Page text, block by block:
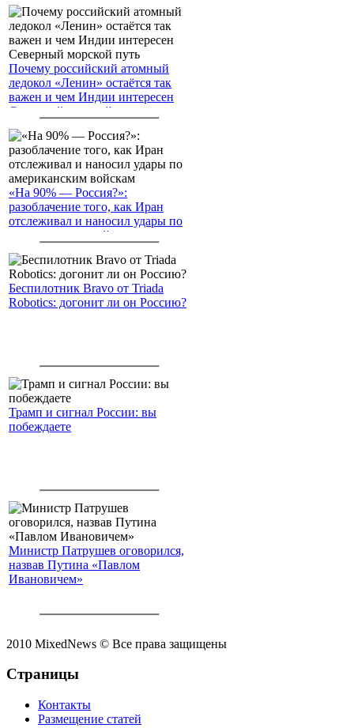
Почему российский атомный
ледокол «Ленин» остаётся так
важен и чем Индии интересен
Северный морской путь
«На 90% — Россия?»:
разоблачение того, как Иран
отслеживал и наносил удары по
американским войскам
Беспилотник Bravo от Triada
Robotics: догонит ли он Россию?
Трамп и сигнал России: вы
побеждаете
Министр Патрушев оговорился,
назвав Путина «Павлом
Ивановичем»
2010 MixedNews © Все права защищены
Страницы
Контакты
Размещение статей